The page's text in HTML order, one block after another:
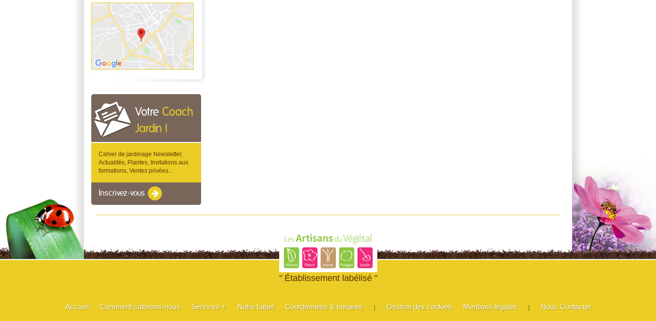
Votre Coach
Jardin !
Cahier de jardinage Newsletter,
Actualités, Plantes, Invitations aux
formations, Ventes privées...
Inscrivez-vous
" Établissement labélisé "
Accueil Comment cultivons-nous Services + Notre Label Coordonnées & horaires | Gestion des cookies Mentions légales | Nous Contacter